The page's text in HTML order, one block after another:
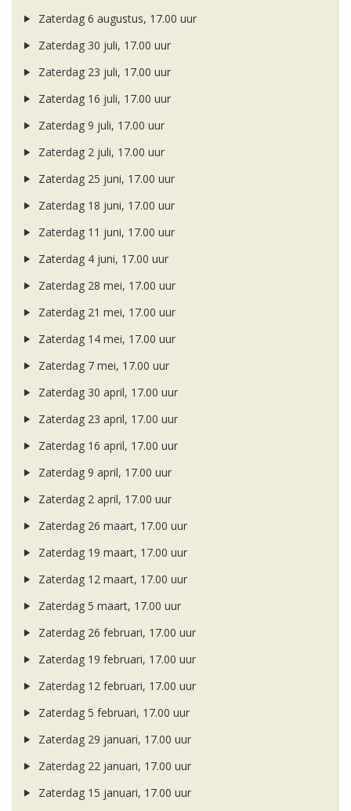
Zaterdag 6 augustus, 17.00 uur
Zaterdag 30 juli, 17.00 uur
Zaterdag 23 juli, 17.00 uur
Zaterdag 16 juli, 17.00 uur
Zaterdag 9 juli, 17.00 uur
Zaterdag 2 juli, 17.00 uur
Zaterdag 25 juni, 17.00 uur
Zaterdag 18 juni, 17.00 uur
Zaterdag 11 juni, 17.00 uur
Zaterdag 4 juni, 17.00 uur
Zaterdag 28 mei, 17.00 uur
Zaterdag 21 mei, 17.00 uur
Zaterdag 14 mei, 17.00 uur
Zaterdag 7 mei, 17.00 uur
Zaterdag 30 april, 17.00 uur
Zaterdag 23 april, 17.00 uur
Zaterdag 16 april, 17.00 uur
Zaterdag 9 april, 17.00 uur
Zaterdag 2 april, 17.00 uur
Zaterdag 26 maart, 17.00 uur
Zaterdag 19 maart, 17.00 uur
Zaterdag 12 maart, 17.00 uur
Zaterdag 5 maart, 17.00 uur
Zaterdag 26 februari, 17.00 uur
Zaterdag 19 februari, 17.00 uur
Zaterdag 12 februari, 17.00 uur
Zaterdag 5 februari, 17.00 uur
Zaterdag 29 januari, 17.00 uur
Zaterdag 22 januari, 17.00 uur
Zaterdag 15 januari, 17.00 uur